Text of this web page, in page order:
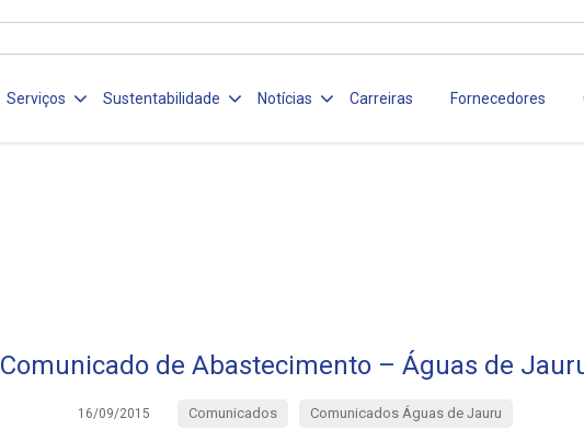
Serviços Sustentabilidade Notícias Carreiras Fornecedores
Comunicado de Abastecimento – Águas de
16/09/2015 Comunicados Comunicados Águas de Jauru